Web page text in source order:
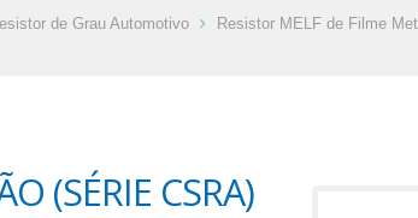
de Grau Automotivo Resistor MELF de Filme
(SÉRIE CSRA)